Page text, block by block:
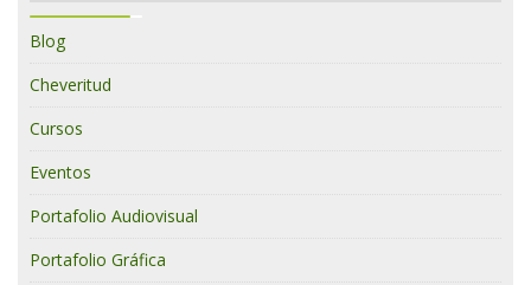
Blog
Cheveritud
Cursos
Eventos
Portafolio Audiovisual
Portafolio Gráfica